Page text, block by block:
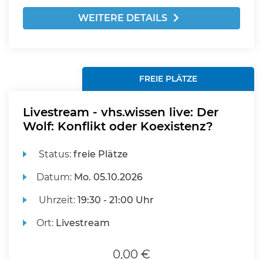
WEITERE DETAILS
FREIE PLÄTZE
Livestream - vhs.wissen live: Der
Wolf: Konflikt oder Koexistenz?
Status:freie Plätze
Datum: Mo. 05.10.2026
Uhrzeit:19:30 - 21:00 Uhr
Ort: Livestream
0,00 €